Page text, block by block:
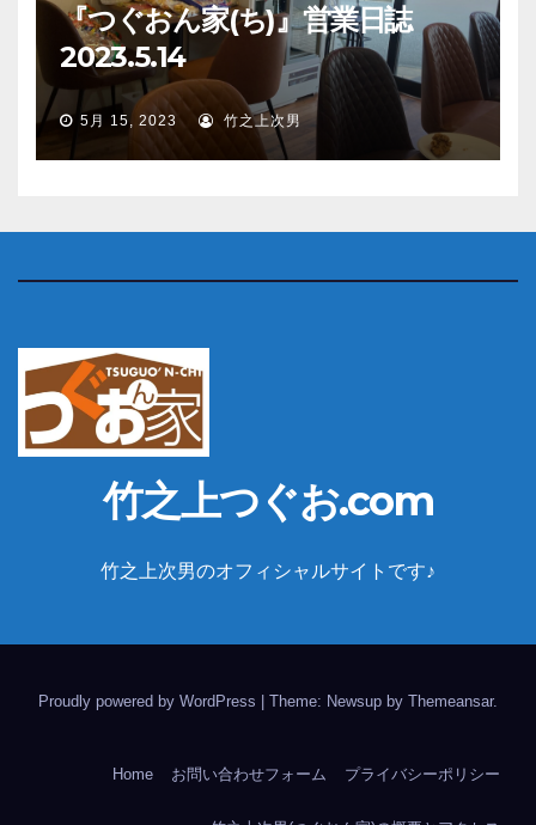
『つぐおん家(ち)』営業日誌
2023.5.14
5月 15, 2023 竹之上次男
竹之上つぐお.com
竹之上次男のオフィシャルサイトです♪
Proudly powered by WordPress Theme: Newsup by Themeansar.
Home お問い合わせフォーム プライバシーポリシー